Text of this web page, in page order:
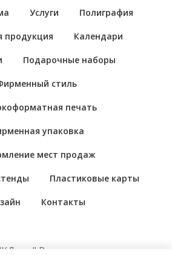
Услуги Полиграфия
продукция Календари
Подарочные наборы
стиль
печать
упаковка
мест продаж
Пластиковые карты
Контакты
Рекламно-